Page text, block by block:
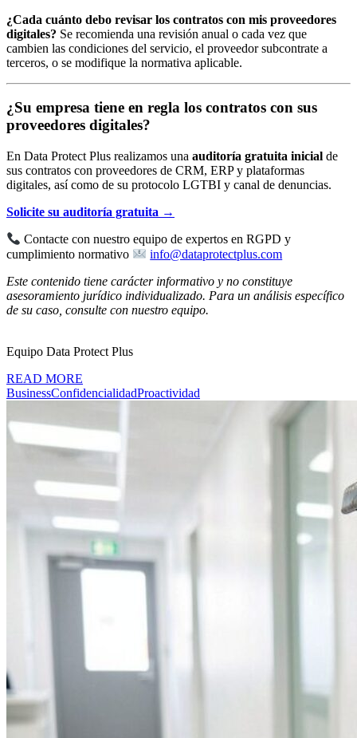
¿Cada cuánto debo revisar los contratos con mis proveedores
digitales? Se recomienda una revisión anual o cada vez que
cambien las condiciones del servicio, el proveedor subcontrate a
terceros, o se modifique la normativa aplicable.
¿Su empresa tiene en regla los contratos con sus
proveedores digitales?
En Data Protect Plus realizamos una auditoría gratuita inicial de
sus contratos con proveedores de CRM, ERP y plataformas
digitales, así como de su protocolo LGTBI y canal de denuncias.
Solicite su auditoría gratuita →
Contacte con nuestro equipo de expertos en RGPD y
cumplimiento normativo
info@dataprotectplus.com
Este contenido tiene carácter informativo y no constituye
asesoramiento jurídico individualizado. Para un análisis específico
de su caso, consulte con nuestro equipo.
Equipo Data Protect Plus
READ MORE
BusinessConfidencialidadProactividad